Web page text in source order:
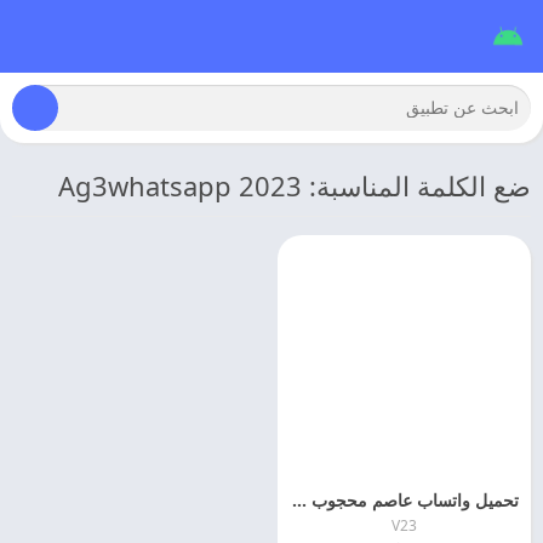
ضع الكلمة المناسبة: Ag3whatsapp 2023
تحميل واتساب عاصم محجوب الاخضر 2026 ag3whatsapp اخر اصدار
V23